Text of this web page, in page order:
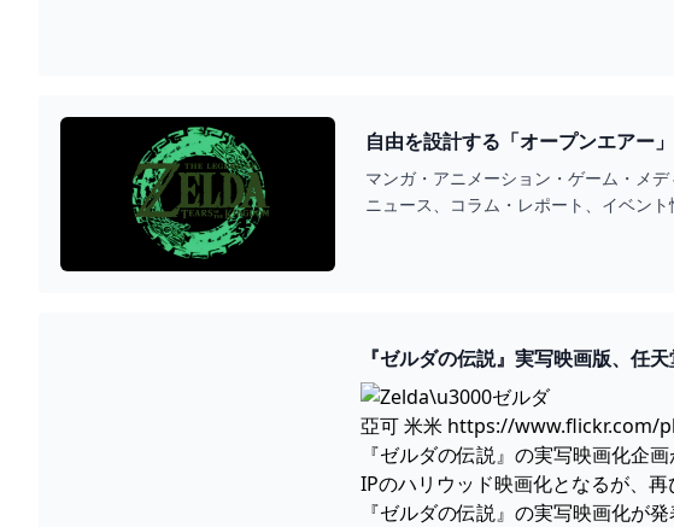
自由を設計する「オープンエアー
マンガ・アニメーション・ゲーム・メ
ニュース、コラム・レポート、イベント
亞可 米米 https://www.flickr.com/
『ゼルダの伝説』の実写映画化企
IPのハリウッド映画化となるが、再
『ゼルダの伝説』の実写映画化が